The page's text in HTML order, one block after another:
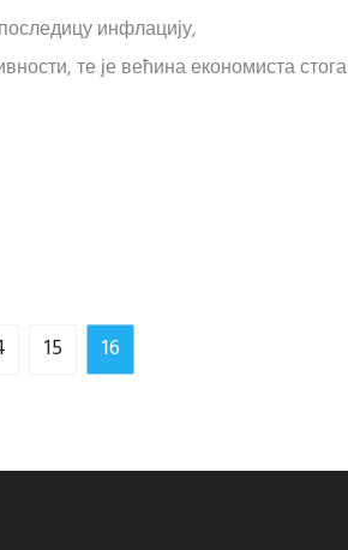
инфлацију,
те је већина економиста стога
15 16